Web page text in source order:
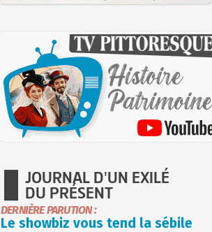
JOURNAL D'UN EXILÉ
DU PRÉSENT
DERNIÈRE PARUTION :
Le showbiz vous tend la sébile